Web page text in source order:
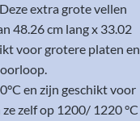
extra grote vellen
48.26 cm lang x 33.02
voor grotere platen en
en zijn geschikt voor
zelf op 1200/ 1220 °C